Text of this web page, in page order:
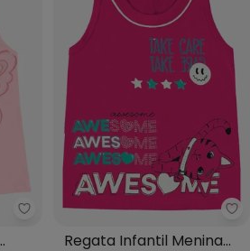
Rovi Kids - Regata Infantil
Regata Infantil Menina